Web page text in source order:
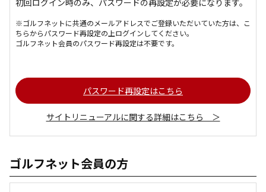
初回ログイン時のみ、パスワードの再設定が必要になります。
※ゴルフネットに共通のメールアドレスでご登録いただいていた方は、こ
ちらからパスワード再設定の上ログインしてください。
ゴルフネット会員のパスワード再設定は不要です。
パスワード再設定はこちら
サイトリニューアルに関する詳細はこちら ＞
ゴルフネット会員の方